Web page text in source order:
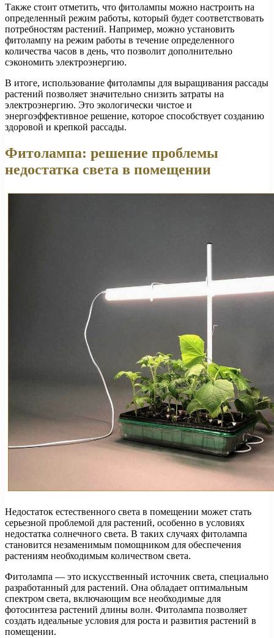
Также стоит отметить, что фитолампы можно настроить на
определенный режим работы, который будет соответствовать
потребностям растений. Например, можно установить
фитолампу на режим работы в течение определенного
количества часов в день, что позволит дополнительно
сэкономить электроэнергию.
В итоге, использование фитолампы для выращивания рассады
растений позволяет значительно снизить затраты на
электроэнергию. Это экологически чистое и
энергоэффективное решение, которое способствует созданию
здоровой и крепкой рассады.
Фитолампа: решение проблемы
недостатка света в помещении
Недостаток естественного света в помещении может стать
серьезной проблемой для растений, особенно в условиях
недостатка солнечного света. В таких случаях фитолампа
становится незаменимым помощником для обеспечения
растениям необходимым количеством света.
Фитолампа — это искусственный источник света, специально
разработанный для растений. Она обладает оптимальным
спектром света, включающим все необходимые для
фотосинтеза растений длины волн. Фитолампа позволяет
создать идеальные условия для роста и развития растений в
помещении.